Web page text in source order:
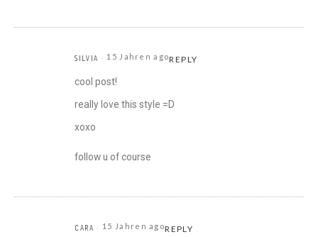
SILVIA 15 Jahren agoREPLY
cool post!
really love this style =D
xoxo
follow u of course
CARA 15 Jahren agoREPLY